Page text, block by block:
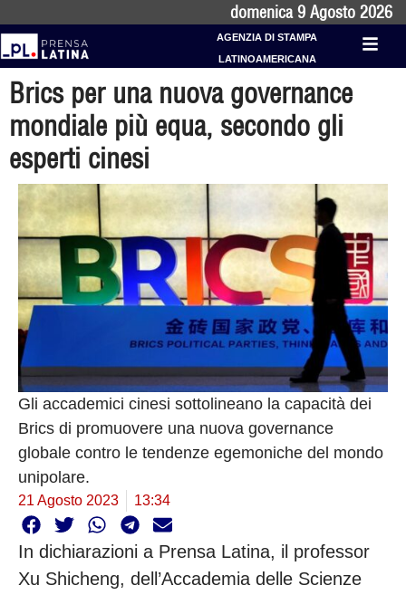
domenica 9 Agosto 2026
AGENZIA DI STAMPA
LATINOAMERICANA
Brics per una nuova governance
mondiale più equa, secondo gli
esperti cinesi
Gli accademici cinesi sottolineano la capacità dei
Brics di promuovere una nuova governance
globale contro le tendenze egemoniche del mondo
unipolare.
21 Agosto 2023 13:34
In dichiarazioni a Prensa Latina, il professor
Xu Shicheng, dell’Accademia delle Scienze